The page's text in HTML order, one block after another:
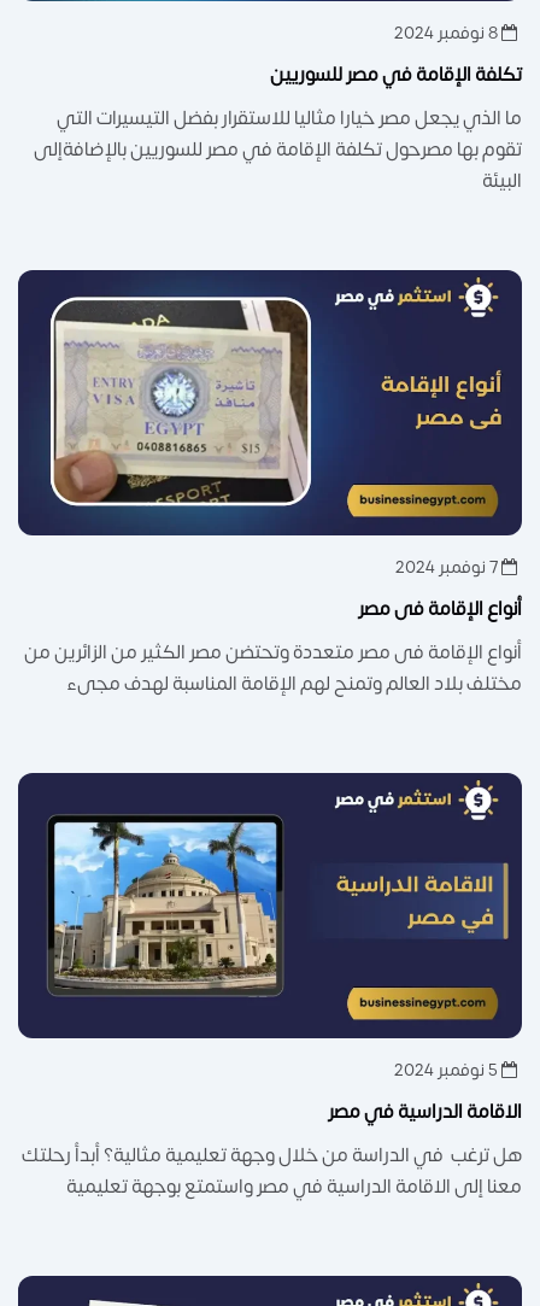
8 نوفمبر 2024
تكلفة الإقامة في مصر للسوريين
ما الذي يجعل مصر خيارا مثاليا للاستقرار بفضل التيسيرات التي
تقوم بها مصرحول تكلفة الإقامة في مصر للسوريين بالإضافةإلى
البيئة
7 نوفمبر 2024
أنواع الإقامة فى مصر
أنواع الإقامة فى مصر متعددة وتحتضن مصر الكثير من الزائرين من
مختلف بلاد العالم وتمنح لهم الإقامة المناسبة لهدف مجىء
5 نوفمبر 2024
الاقامة الدراسية في مصر
هل ترغب في الدراسة من خلال وجهة تعليمية مثالية؟ أبدأ رحلتك
معنا إلى الاقامة الدراسية في مصر واستمتع بوجهة تعليمية